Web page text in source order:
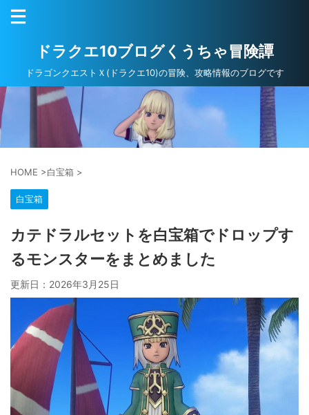
ドラクエ10ブログくうちゃ冒険譚
ドラゴンクエストＸ(ドラクエ10)の冒険、攻略情報のブログです
HOME >白宝箱 >
白宝箱
カテドラルセットを白宝箱でドロップす
るモンスターをまとめました
更新日： 2026年3月25日